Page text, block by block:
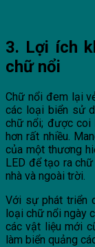
3. Lợi ích
chữ nổi
Chữ nổi đem lại
các loại biển sử
chữ nổi; được coi
hơn rất nhiều.
của một thương
LED để tạo ra
nhà và ngoài trời.
Với sự phát triển
loại chữ nổi ngày
các vật liệu mới
làm biển quảng